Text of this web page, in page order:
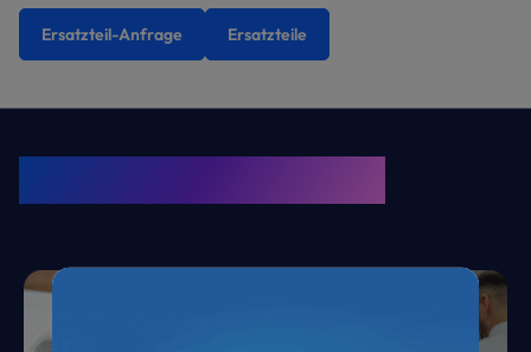
Ersatzteil-Anfrage Ersatzteile